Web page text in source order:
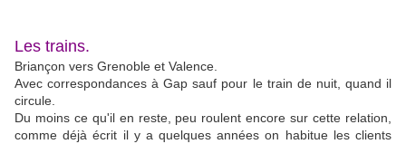
Les trains.
Briançon vers Grenoble et Valence.
Avec correspondances à Gap sauf pour le train de nuit, quand il
circule.
Du moins ce qu'il en reste, peu roulent encore sur cette relation,
comme déjà écrit il y a quelques années on habitue les clients